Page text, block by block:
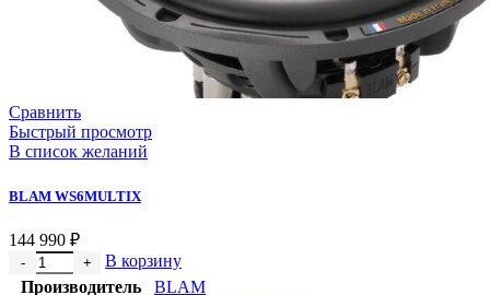
Сравнить
Быстрый просмотр
В список желаний
BLAM WS6MULTIX
144 990 ₽
В корзину
Производитель
BLAM